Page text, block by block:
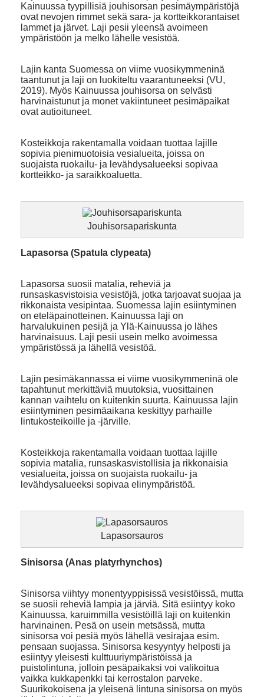
Kainuussa tyypillisiä jouhisorsan pesimäympäristöjä
ovat nevojen rimmet sekä sara- ja kortteikkorantaiset
lammet ja järvet. Laji pesii yleensä avoimeen
ympäristöön ja melko lähelle vesistöä.
Lajin kanta Suomessa on viime vuosikymmeninä
taantunut ja laji on luokiteltu vaarantuneeksi (VU,
2019). Myös Kainuussa jouhisorsa on selvästi
harvinaistunut ja monet vakiintuneet pesimäpaikat
ovat autioituneet.
Kosteikkoja rakentamalla voidaan tuottaa lajille
sopivia pienimuotoisia vesialueita, joissa on
suojaista ruokailu- ja levähdysalueeksi sopivaa
kortteikko- ja saraikkoaluetta.
Jouhisorsapariskunta
Lapasorsa (Spatula clypeata)
Lapasorsa suosii matalia, reheviä ja
runsaskasvistoisia vesistöjä, jotka tarjoavat suojaa ja
rikkonaista vesipintaa. Suomessa lajin esiintyminen
on eteläpainotteinen. Kainuussa laji on
harvalukuinen pesijä ja Ylä-Kainuussa jo lähes
harvinaisuus. Laji pesii usein melko avoimessa
ympäristössä ja lähellä vesistöä.
Lajin pesimäkannassa ei viime vuosikymmeninä ole
tapahtunut merkittäviä muutoksia, vuosittainen
kannan vaihtelu on kuitenkin suurta. Kainuussa lajin
esiintyminen pesimäaikana keskittyy parhaille
lintukosteikoille ja -järville.
Kosteikkoja rakentamalla voidaan tuottaa lajille
sopivia matalia, runsaskasvistollisia ja rikkonaisia
vesialueita, joissa on suojaista ruokailu- ja
levähdysalueeksi sopivaa elinympäristöä.
Lapasorsauros
Sinisorsa (Anas platyrhynchos)
Sinisorsa viihtyy monentyyppisissä vesistöissä, mutta
se suosii reheviä lampia ja järviä. Sitä esiintyy koko
Kainuussa, karuimmilla vesistöillä laji on kuitenkin
harvinainen. Pesä on usein metsässä, mutta
sinisorsa voi pesiä myös lähellä vesirajaa esim.
pensaan suojassa. Sinisorsa kesyyntyy helposti ja
esiintyy yleisesti kulttuuriympäristöissä ja
puistolintuna, jolloin pesäpaikaksi voi valikoitua
vaikka kukkapenkki tai kerrostalon parveke.
Suurikokoisena ja yleisenä lintuna sinisorsa on myös